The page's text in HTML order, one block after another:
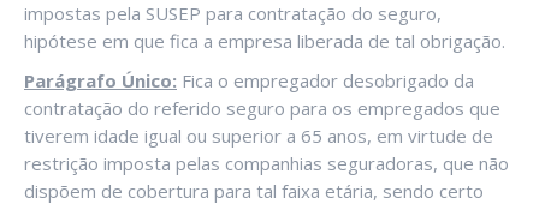
impostas pela SUSEP para contratação do seguro,
hipótese em que fica a empresa liberada de tal obrigação.
Parágrafo Único: Fica o empregador desobrigado da
contratação do referido seguro para os empregados que
tiverem idade igual ou superior a 65 anos, em virtude de
restrição imposta pelas companhias seguradoras, que não
dispõem de cobertura para tal faixa etária, sendo certo